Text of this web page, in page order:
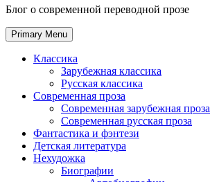
Блог о современной переводной прозе
Primary Menu
Классика
Зарубежная классика
Русская классика
Современная проза
Современная зарубежная проза
Современная русская проза
Фантастика и фэнтези
Детская литература
Нехудожка
Биографии